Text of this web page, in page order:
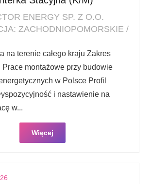
ENERGY SP. Z O.O.
ZACHODNIOPOMORSKIE /
na terenie całego kraju Zakres
montażowe przy budowie
w Polsce Profil
i nastawienie na
w...
Więcej